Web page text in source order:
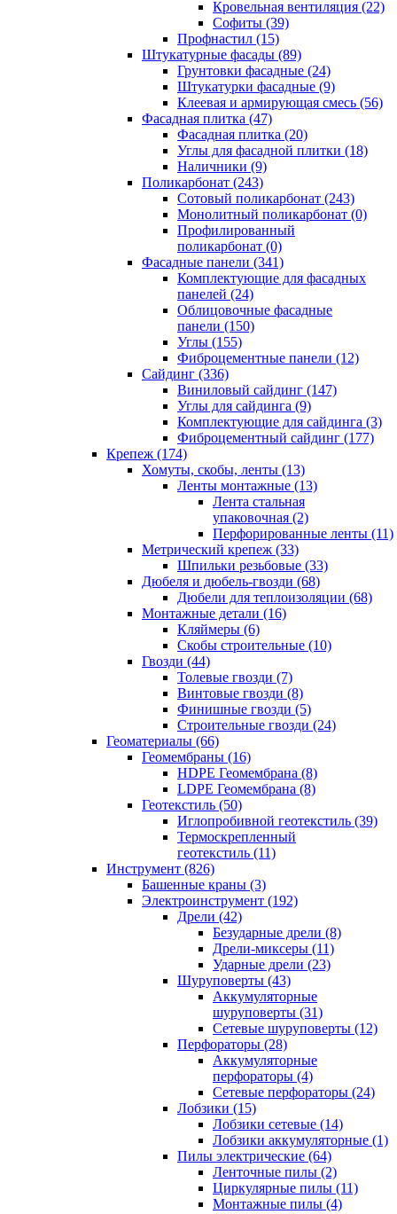
Кровельная вентиляция (22)
Cофиты (39)
Профнастил (15)
Штукатурные фасады (89)
Грунтовки фасадные (24)
Штукатурки фасадные (9)
Клеевая и армирующая смесь (56)
Фасадная плитка (47)
Фасадная плитка (20)
Углы для фасадной плитки (18)
Наличники (9)
Поликарбонат (243)
Сотовый поликарбонат (243)
Монолитный поликарбонат (0)
Профилированный
поликарбонат (0)
Фасадные панели (341)
Комплектующие для фасадных
панелей (24)
Облицовочные фасадные
панели (150)
Углы (155)
Фиброцементные панели (12)
Сайдинг (336)
Виниловый сайдинг (147)
Углы для сайдинга (9)
Комплектующие для сайдинга (3)
Фиброцементный сайдинг (177)
Крепеж (174)
Хомуты, скобы, ленты (13)
Ленты монтажные (13)
Лента стальная
упаковочная (2)
Перфорированные ленты (11)
Метрический крепеж (33)
Шпильки резьбовые (33)
Дюбеля и дюбель-гвозди (68)
Дюбели для теплоизоляции (68)
Монтажные детали (16)
Кляймеры (6)
Скобы строительные (10)
Гвозди (44)
Толевые гвозди (7)
Винтовые гвозди (8)
Финишные гвозди (5)
Строительные гвозди (24)
Геоматериалы (66)
Геомембраны (16)
HDPE Геомембрана (8)
LDPE Геомембрана (8)
Геотекстиль (50)
Иглопробивной геотекстиль (39)
Термоскрепленный
геотекстиль (11)
Инструмент (826)
Башенные краны (3)
Электроинструмент (192)
Дрели (42)
Безударные дрели (8)
Дрели-миксеры (11)
Ударные дрели (23)
Шуруповерты (43)
Аккумуляторные
шуруповерты (31)
Сетевые шуруповерты (12)
Перфораторы (28)
Аккумуляторные
перфораторы (4)
Сетевые перфораторы (24)
Лобзики (15)
Лобзики сетевые (14)
Лобзики аккумуляторные (1)
Пилы электрические (64)
Ленточные пилы (2)
Циркулярные пилы (11)
Монтажные пилы (4)